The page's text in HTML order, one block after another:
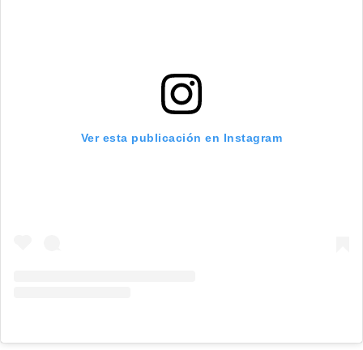
Ver esta publicación en Instagram